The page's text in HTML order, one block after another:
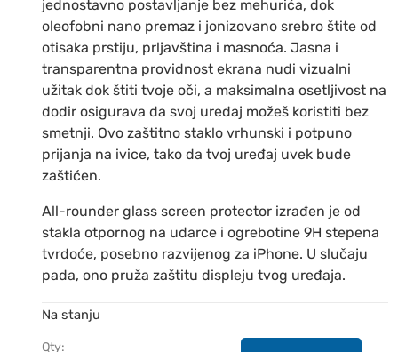
jednostavno postavljanje bez mehurića, dok
oleofobni nano premaz i jonizovano srebro štite od
otisaka prstiju, prljavština i masnoća. Jasna i
transparentna providnost ekrana nudi vizualni
užitak dok štiti tvoje oči, a maksimalna osetljivost na
dodir osigurava da svoj uređaj možeš koristiti bez
smetnji. Ovo zaštitno staklo vrhunski i potpuno
prijanja na ivice, tako da tvoj uređaj uvek bude
zaštićen.
All-rounder glass screen protector izrađen je od
stakla otpornog na udarce i ogrebotine 9H stepena
tvrdoće, posebno razvijenog za iPhone. U slučaju
pada, ono pruža zaštitu displeju tvog uređaja.
Na stanju
Qty: